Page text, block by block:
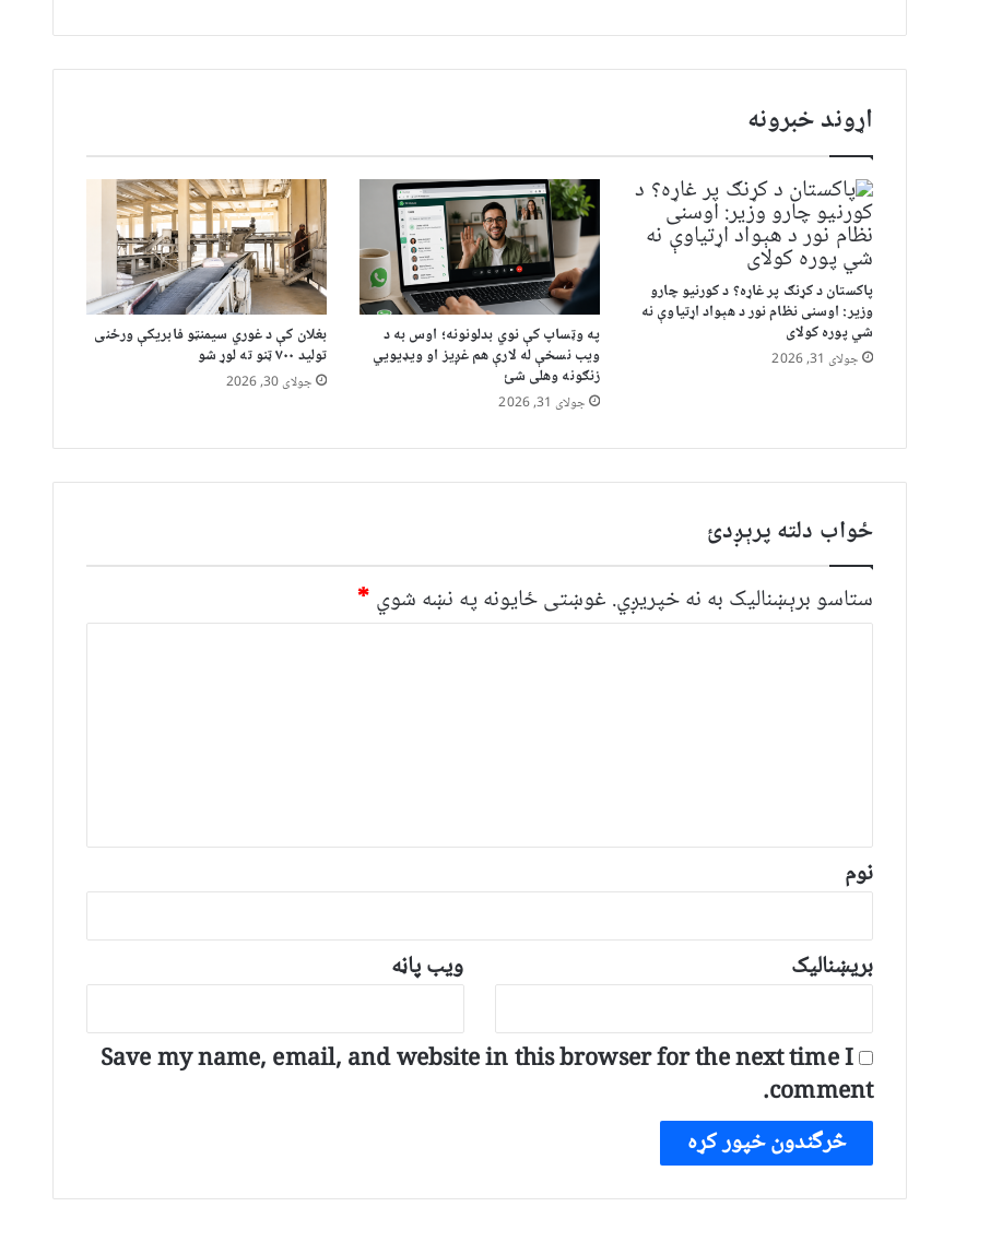
اړوند خبرونه
پاکستان د کړنګ پر غاړه؟ د کورنیو چارو
وزیر: اوسنی نظام نور د هېواد اړتیاوې نه
شي پوره کولای
جولای 31, 2026
په وټساپ کې نوي بدلونونه؛ اوس به د
ویب نسخې له لارې هم غږیز او ویډیويي
زنګونه وهلی شئ
جولای 31, 2026
بغلان کې د غوري سیمنټو فابریکې ورځنی
تولید ۷۰۰ ټنو ته لوړ شو
جولای 30, 2026
ځواب دلته پرېږدئ
ستاسو برېښناليک به نه خپريږي. غوښتى ځایونه په نښه شوي *
*
نوم
بریښنالیک ویب پاڼه
Save my name, email, and website in this browser for the next time I
comment.